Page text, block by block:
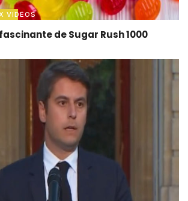
VIDÉOS
de Sugar Rush 1000